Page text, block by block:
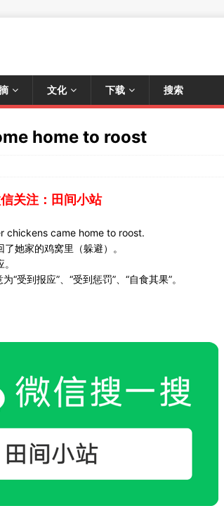
文化 下载 搜索
home to roost
关注：田间小站
chickens came home to roost.
她家的鸡窝里（躲避）。
到报应”、“受到惩罚”、“自食其果”。